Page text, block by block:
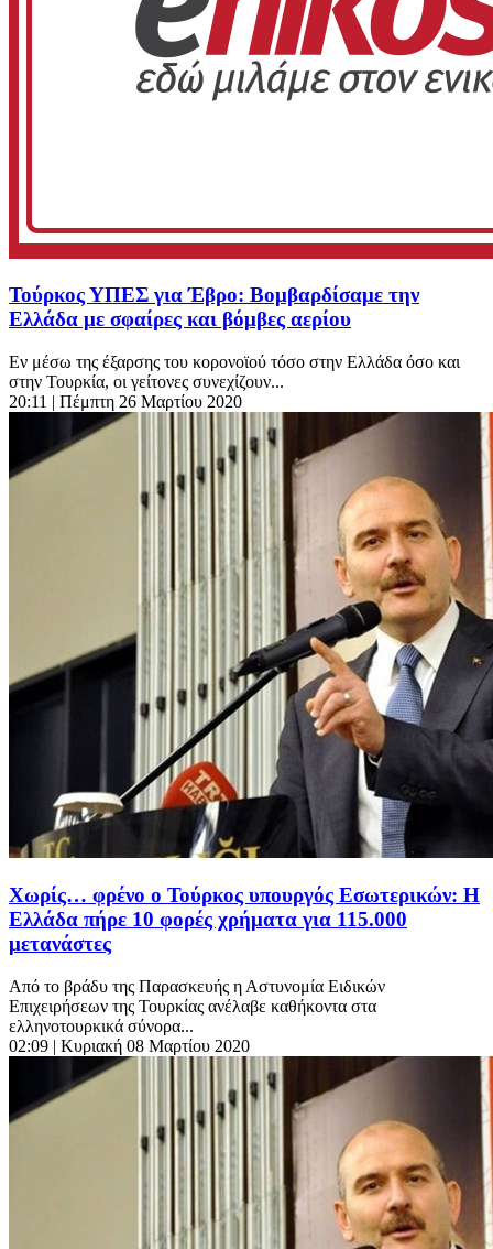
Τούρκος ΥΠΕΣ για Έβρο: Βομβαρδίσαμε την
Ελλάδα με σφαίρες και βόμβες αερίου
Εν μέσω της έξαρσης του κορονοϊού τόσο στην Ελλάδα όσο και
στην Τουρκία, οι γείτονες συνεχίζουν...
20:11 | Πέμπτη 26 Μαρτίου 2020
Χωρίς… φρένο ο Τούρκος υπουργός Εσωτερικών: Η
Ελλάδα πήρε 10 φορές χρήματα για 115.000
μετανάστες
Από το βράδυ της Παρασκευής η Αστυνομία Ειδικών
Επιχειρήσεων της Τουρκίας ανέλαβε καθήκοντα στα
ελληνοτουρκικά σύνορα...
02:09 | Κυριακή 08 Μαρτίου 2020